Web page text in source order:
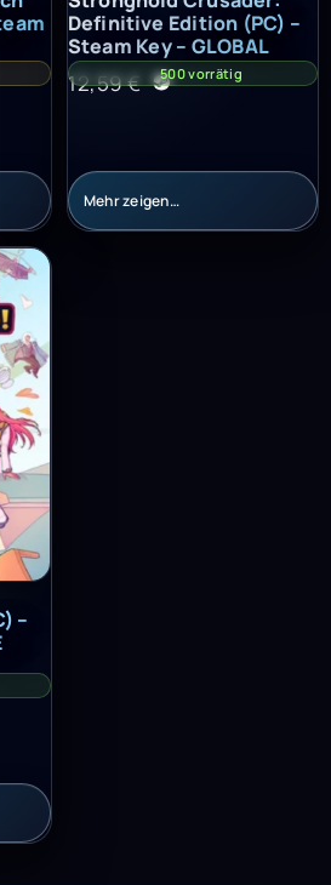
Definitive Edition (PC) –
Steam Key – GLOBAL
12,59€ 500 vorrätig
Mehr zeigen…
Key – EUROPE
–